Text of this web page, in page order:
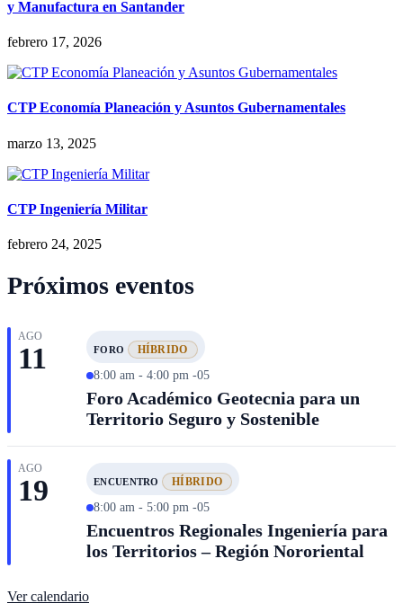
y Manufactura en Santander
febrero 17, 2026
CTP Economía Planeación y Asuntos Gubernamentales
marzo 13, 2025
CTP Ingeniería Militar
febrero 24, 2025
Próximos eventos
AGO
11 FORO HÍBRIDO
8:00 am - 4:00 pm -05
Foro Académico Geotecnia para un
Territorio Seguro y Sostenible
AGO
19 ENCUENTRO HÍBRIDO
8:00 am - 5:00 pm -05
Encuentros Regionales Ingeniería para
los Territorios – Región Nororiental
Ver calendario